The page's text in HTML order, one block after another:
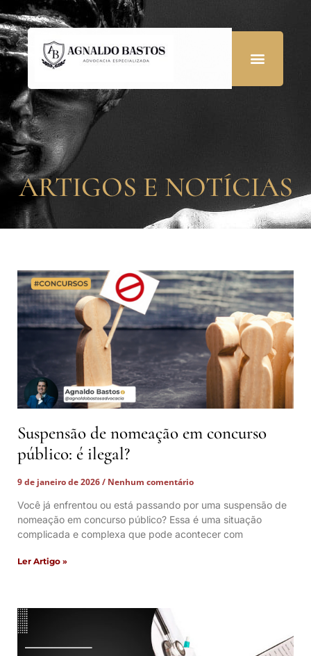
ARTIGOS E NOTÍCIAS
Suspensão de nomeação em concurso
público: é ilegal?
9 de janeiro de 2026
Nenhum comentário
Você já enfrentou ou está passando por uma suspensão de
nomeação em concurso público? Essa é uma situação
complicada e complexa que pode acontecer com
Ler Artigo »